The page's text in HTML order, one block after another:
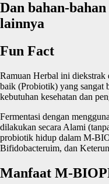
Dan bahan-
lainnya
Fun Fact
Ramuan Herbal ini diekstrak
baik (Probiotik) yang sangat
kebutuhan kesehatan dan
Fermentasi dengan
dilakukan secara Alami
probiotik hidup dalam M-
Bifidobacteruim, dan
Manfaat M-